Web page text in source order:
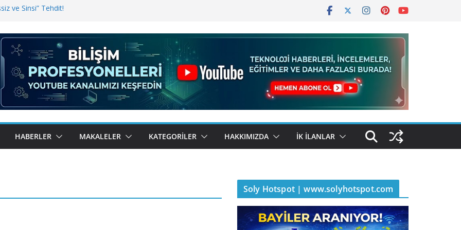
ve Sinsi” Tehdit!
Bugün BulutTahsilat’ta
Kemal Oral Tüm Sorularımızı
HABERLER MAKALELER KATEGORILER HAKKIMIZDA İK İLANLAR
Soly Hotspot | www.solyhotspot.com